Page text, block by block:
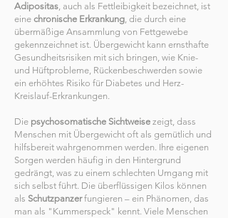
Adipositas, auch als Fettleibigkeit bezeichnet, ist
eine chronische Erkrankung, die durch eine
übermäßige Ansammlung von Fettgewebe
gekennzeichnet ist. Übergewicht kann ernsthafte
Gesundheitsrisiken mit sich bringen, wie Knie-
und Hüftprobleme, Rückenbeschwerden sowie
ein erhöhtes Risiko für Diabetes und Herz-
Kreislauf-Erkrankungen.
Die psychosomatische Sichtweise zeigt, dass
Menschen mit Übergewicht oft als gemütlich und
hilfsbereit wahrgenommen werden. Ihre eigenen
Sorgen werden häufig in den Hintergrund
gedrängt, was zu einem schlechten Umgang mit
sich selbst führt. Die überflüssigen Kilos können
als Schutzpanzerfungieren – ein Phänomen, das
man als "Kummerspeck" kennt. Viele Menschen